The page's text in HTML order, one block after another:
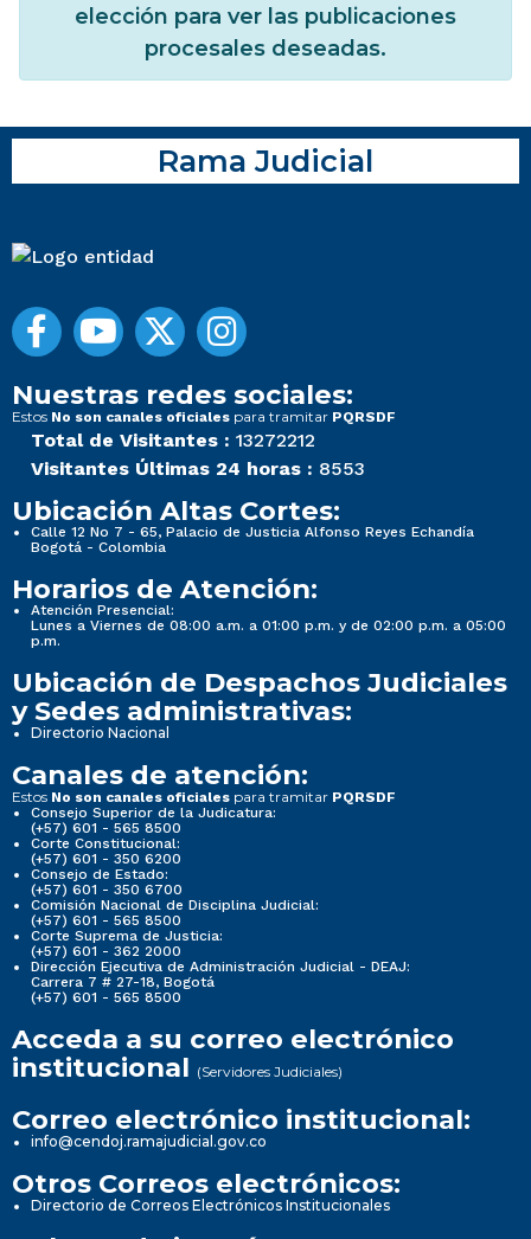
elección para ver las publicaciones
procesales deseadas.
Rama Judicial
Nuestras redes sociales:
Estos No son canales oficiales para tramitar PQRSDF
Total de Visitantes : 13272212
Visitantes Últimas 24 horas : 8553
Ubicación Altas Cortes:
Calle 12 No 7 - 65, Palacio de Justicia Alfonso Reyes Echandía
Bogotá - Colombia
Horarios de Atención:
Atención Presencial:
Lunes a Viernes de 08:00 a.m. a 01:00 p.m. y de 02:00 p.m. a 05:00
p.m.
Ubicación de Despachos Judiciales
y Sedes administrativas:
Directorio Nacional
Canales de atención:
Estos No son canales oficiales para tramitar PQRSDF
Consejo Superior de la Judicatura:
(+57) 601 - 565 8500
Corte Constitucional:
(+57) 601 - 350 6200
Consejo de Estado:
(+57) 601 - 350 6700
Comisión Nacional de Disciplina Judicial:
(+57) 601 - 565 8500
Corte Suprema de Justicia:
(+57) 601 - 362 2000
Dirección Ejecutiva de Administración Judicial - DEAJ:
Carrera 7 # 27-18, Bogotá
(+57) 601 - 565 8500
Acceda a su correo electrónico
institucional (Servidores Judiciales)
Correo electrónico institucional:
info@cendoj.ramajudicial.gov.co
Otros Correos electrónicos:
Directorio de Correos Electrónicos Institucionales